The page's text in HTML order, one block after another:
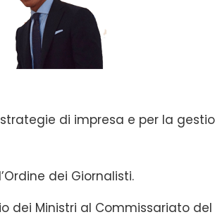
di impresa e per la
dei Giornalisti.
dei Ministri al Commissariato